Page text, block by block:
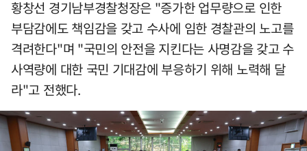
황창선 경기남부경찰청장은 "증가한 업무량으로 인한
부담감에도 책임감을 갖고 수사에 임한 경찰관의 노고를
격려한다"며 "국민의 안전을 지킨다는 사명감을 갖고 수
사역량에 대한 국민 기대감에 부응하기 위해 노력해 달
라"고 전했다.